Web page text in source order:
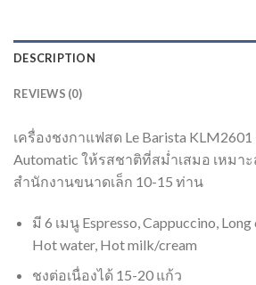
DESCRIPTION
REVIEWS (0)
เครื่องชงกาแฟสด Le Barista
Automatic ให้รสชาติที่สม่ำเสมอ เหมา
สำนักงานขนาดเล็ก 10-15 ท่าน
มี 6 เมนู Espresso, Cappuccino,
Hot water, Hot milk/cream
ชงต่อเนื่องได้ 15-20 แก้ว